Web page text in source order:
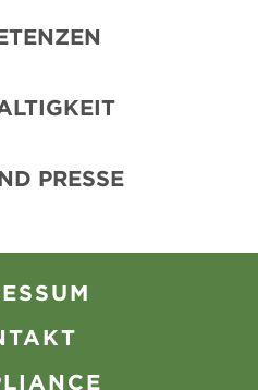
PRESSE